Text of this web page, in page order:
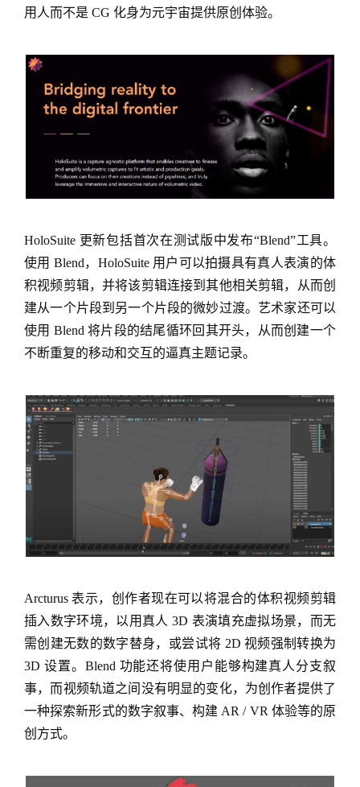
用人而不是 CG 化身为元宇宙提供原创体验。
HoloSuite 更新包括首次在测试版中发布“Blend”工具。
使用 Blend，HoloSuite 用户可以拍摄具有真人表演的体
积视频剪辑，并将该剪辑连接到其他相关剪辑，从而创
建从一个片段到另一个片段的微妙过渡。艺术家还可以
使用 Blend 将片段的结尾循环回其开头，从而创建一个
不断重复的移动和交互的逼真主题记录。
Arcturus 表示，创作者现在可以将混合的体积视频剪辑
插入数字环境，以用真人 3D 表演填充虚拟场景，而无
需创建无数的数字替身，或尝试将 2D 视频强制转换为
3D 设置。Blend 功能还将使用户能够构建真人分支叙
事，而视频轨道之间没有明显的变化，为创作者提供了
一种探索新形式的数字叙事、构建 AR / VR 体验等的原
创方式。